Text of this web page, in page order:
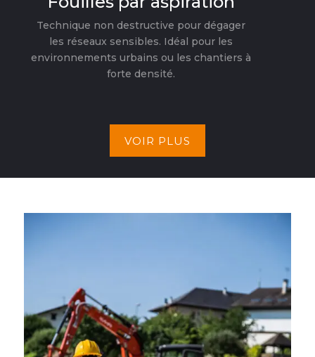
Technique non destructive pour dégager
les réseaux sensibles. Idéal pour les
environnements urbains ou les chantiers à
forte densité.
VOIR PLUS